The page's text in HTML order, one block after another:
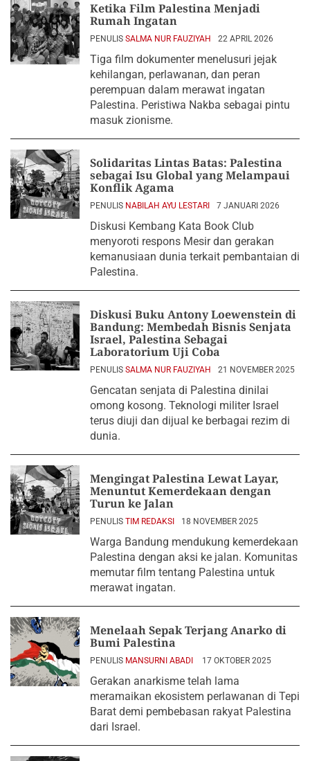
Ketika Film Palestina Menjadi
Rumah Ingatan
PENULIS SALMA NUR FAUZIYAH 22 APRIL 2026
Tiga film dokumenter menelusuri jejak
kehilangan, perlawanan, dan peran
perempuan dalam merawat ingatan
Palestina. Peristiwa Nakba sebagai pintu
masuk zionisme.
Solidaritas Lintas Batas: Palestina
sebagai Isu Global yang Melampaui
Konflik Agama
PENULIS NABILAH AYU LESTARI 7 JANUARI 2026
Diskusi Kembang Kata Book Club
menyoroti respons Mesir dan gerakan
kemanusiaan dunia terkait pembantaian di
Palestina.
Diskusi Buku Antony Loewenstein di
Bandung: Membedah Bisnis Senjata
Israel, Palestina Sebagai
Laboratorium Uji Coba
PENULIS SALMA NUR FAUZIYAH 21 NOVEMBER 2025
Gencatan senjata di Palestina dinilai
omong kosong. Teknologi militer Israel
terus diuji dan dijual ke berbagai rezim di
dunia.
Mengingat Palestina Lewat Layar,
Menuntut Kemerdekaan dengan
Turun ke Jalan
PENULIS TIM REDAKSI 18 NOVEMBER 2025
Warga Bandung mendukung kemerdekaan
Palestina dengan aksi ke jalan. Komunitas
memutar film tentang Palestina untuk
merawat ingatan.
Menelaah Sepak Terjang Anarko di
Bumi Palestina
PENULIS MANSURNI ABADI 17 OKTOBER 2025
Gerakan anarkisme telah lama
meramaikan ekosistem perlawanan di Tepi
Barat demi pembebasan rakyat Palestina
dari Israel.